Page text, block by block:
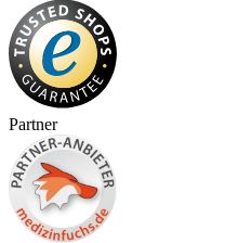
Partner